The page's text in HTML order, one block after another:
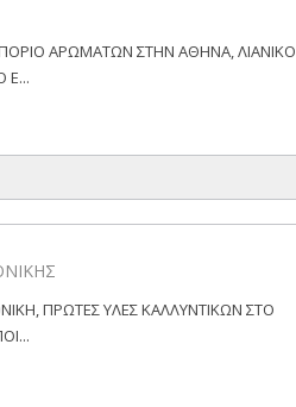
ΑΡΩΜΑΤΩΝ ΣΤΗΝ ΑΘΗΝΑ, ΛΙΑΝΙΚΟ
Ε...
ΠΡΩΤΕΣ ΥΛΕΣ ΚΑΛΛΥΝΤΙΚΩΝ ΣΤΟ